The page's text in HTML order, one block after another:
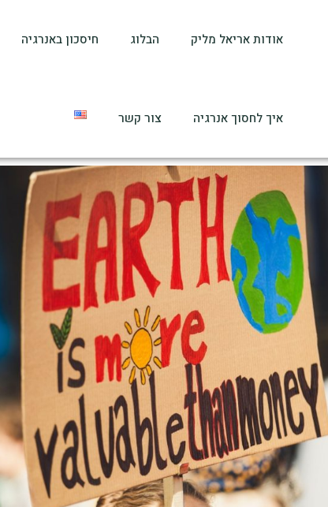
אודות אריאל מליק הבלוג חיסכון באנרגיה
איך לחסוך אנרגיה צור קשר